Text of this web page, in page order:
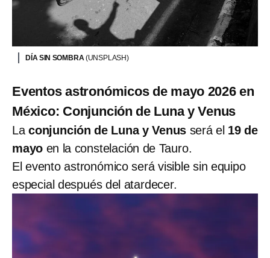
DÍA SIN SOMBRA(UNSPLASH)
Eventos astronómicos de mayo 2026 en
México: Conjunción de Luna y Venus
La conjunción de Luna y Venus será el 19 de
mayo en la constelación de Tauro.
El evento astronómico será visible sin equipo
especial después del atardecer.